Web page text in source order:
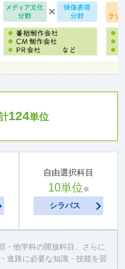
124単位
自由選択科目
10単位 ※
シラバス
・他学科の開放科目、さらに
進路に必要な知識・技能を習